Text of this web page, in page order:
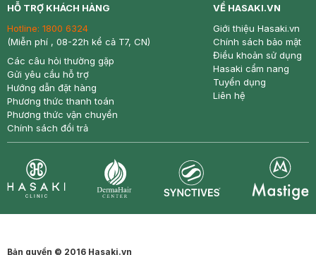
HỖ TRỢ KHÁCH HÀNG
Hotline: 1800 6324
(Miễn phí , 08-22h kể cả T7, CN)
Các câu hỏi thường gặp
Gửi yêu cầu hỗ trợ
Hướng dẫn đặt hàng
Phương thức thanh toán
Phương thức vận chuyển
Chính sách đổi trả
VỀ HASAKI.VN
Giới thiệu Hasaki.vn
Chính sách bảo mật
Điều khoản sử dụng
Hasaki cẩm nang
Tuyển dụng
Liên hệ
Bản quyền © 2016 Hasaki.vn